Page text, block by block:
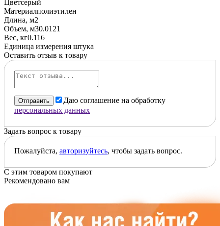
Цветсерый
Материалполиэтилен
Длина, м2
Объем, м30.0121
Вес, кг0.116
Единица измерения штука
Оставить отзыв к товару
Отправить
Даю соглашение на обработку
персональных данных
Задать вопрос к товару
Пожалуйста, авторизуйтесь, чтобы задать вопрос.
С этим товаром покупают
Рекомендовано вам